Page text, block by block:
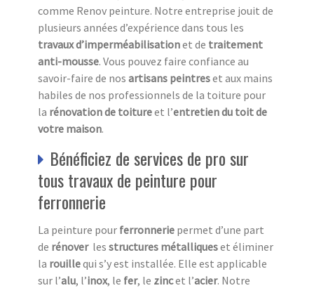
comme Renov peinture. Notre entreprise jouit de
plusieurs années d’expérience dans tous les
travaux d’imperméabilisationet de traitement
anti-mousse. Vous pouvez faire confiance au
savoir-faire de nos artisans peintreset aux mains
habiles de nos professionnels de la toiture pour
la rénovation de toitureet l’entretien du toit de
votre maison.
Bénéficiez de services de pro sur
tous travaux de peinture pour
ferronnerie
La peinture pour ferronnerie permet d’une part
de rénover les structures métalliqueset éliminer
la rouillequi s’y est installée. Elle est applicable
sur l’alu, l’inox, le fer, le zincet l’acier. Notre